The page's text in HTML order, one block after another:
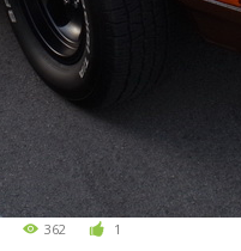
362 1